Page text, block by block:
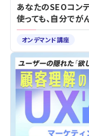
あなたのSEOコン
使っても、自分でが
オンデマンド講座